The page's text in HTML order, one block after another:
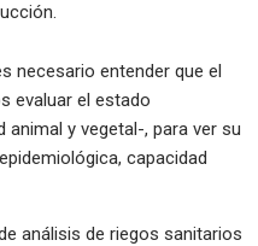
necesario entender que el
evaluar el estado
y vegetal-, para ver su
capacidad
análisis de riegos sanitarios